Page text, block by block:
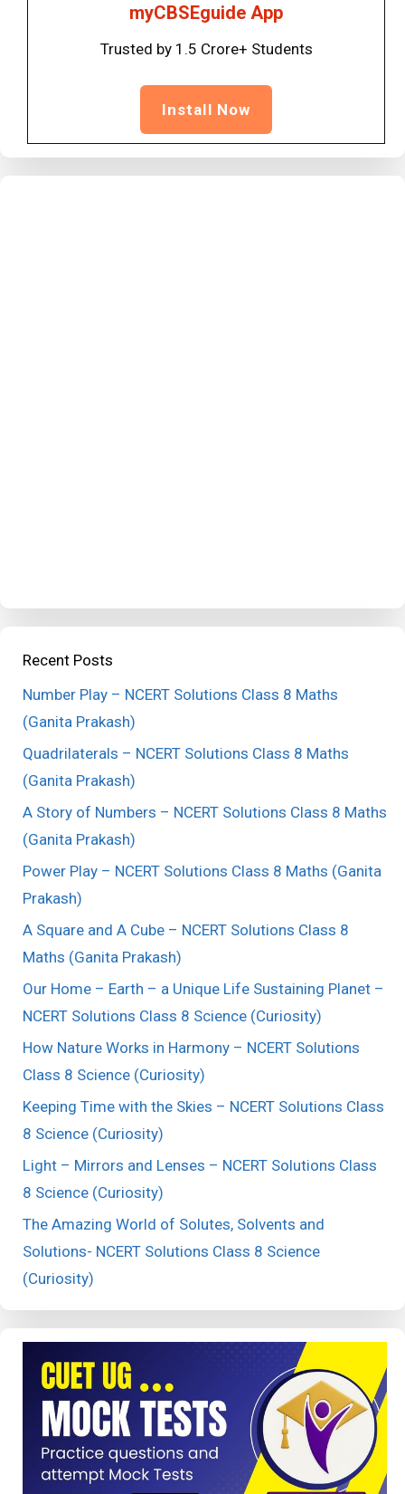
myCBSEguide App
Trusted by 1.5 Crore+ Students
Install Now
Recent Posts
Number Play – NCERT Solutions Class 8 Maths
(Ganita Prakash)
Quadrilaterals – NCERT Solutions Class 8 Maths
(Ganita Prakash)
A Story of Numbers – NCERT Solutions Class 8 Maths
(Ganita Prakash)
Power Play – NCERT Solutions Class 8 Maths (Ganita
Prakash)
A Square and A Cube – NCERT Solutions Class 8
Maths (Ganita Prakash)
Our Home – Earth – a Unique Life Sustaining Planet –
NCERT Solutions Class 8 Science (Curiosity)
How Nature Works in Harmony – NCERT Solutions
Class 8 Science (Curiosity)
Keeping Time with the Skies – NCERT Solutions Class
8 Science (Curiosity)
Light – Mirrors and Lenses – NCERT Solutions Class
8 Science (Curiosity)
The Amazing World of Solutes, Solvents and
Solutions- NCERT Solutions Class 8 Science
(Curiosity)